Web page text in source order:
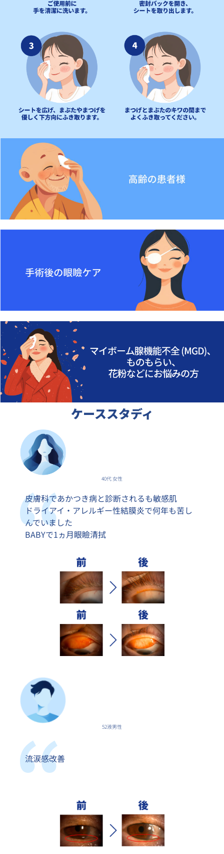
ケーススタディ
40代 女性
皮膚科であかつき病と診断されるも敏感肌
ドライアイ・アレルギー性結膜炎で何年も苦し
んでいました
BABYで1ヵ月眼瞼清拭
52液男性
流涙感改善